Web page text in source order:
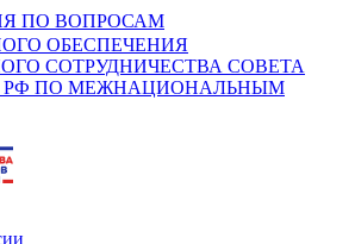
ПО ВОПРОСАМ
ОБЕСПЕЧЕНИЯ
СОТРУДНИЧЕСТВА СОВЕТА
РФ ПО МЕЖНАЦИОНАЛЬНЫМ